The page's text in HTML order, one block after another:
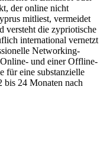
der online nicht
mitliest, vermeidet
versteht die zypriotische
international vernetzt
Networking-
und einer Offline-
für eine substanzielle
bis 24 Monaten nach